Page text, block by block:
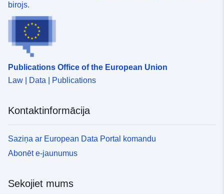
birojs.
Publications Office of the European Union
Law | Data | Publications
Kontaktinformācija
Saziņa ar European Data Portal komandu
Abonēt e-jaunumus
Sekojiet mums